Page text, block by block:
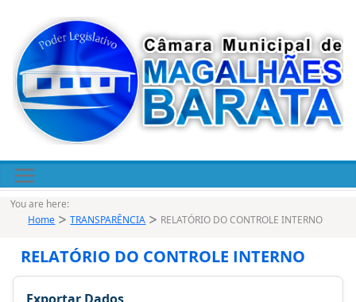
conteúdo
You are here:
Home
TRANSPARÊNCIA RELATÓRIO DO CONTROLE INTERNO
RELATÓRIO DO CONTROLE INTERNO